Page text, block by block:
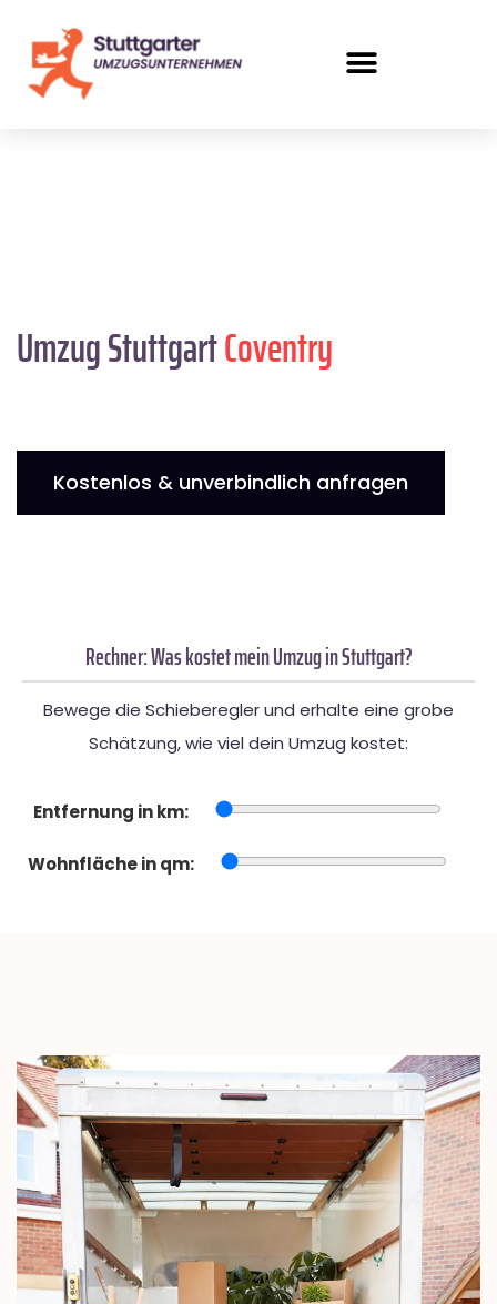
Umzug StuttgartCoventry
Kostenlos & unverbindlich anfragen
Rechner: Was kostet mein Umzug in Stuttgart?
Bewege die Schieberegler und erhalte eine grobe
Schätzung, wie viel dein Umzug kostet:
Entfernung in km:
Wohnfläche in qm: